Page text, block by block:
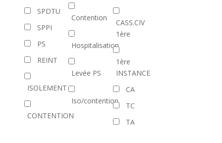
SPDTU
SPPI
PS
REINT
ISOLEMENT
CONTENTION
Contention
Hospitalisation
Levée PS
Iso/contention
CASS.CIV
1ère
1ère
INSTANCE
CA
TC
TA